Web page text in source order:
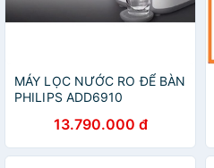
MÁY LỌC NƯỚC RO ĐỂ BÀN
PHILIPS ADD6910
13.790.000 đ